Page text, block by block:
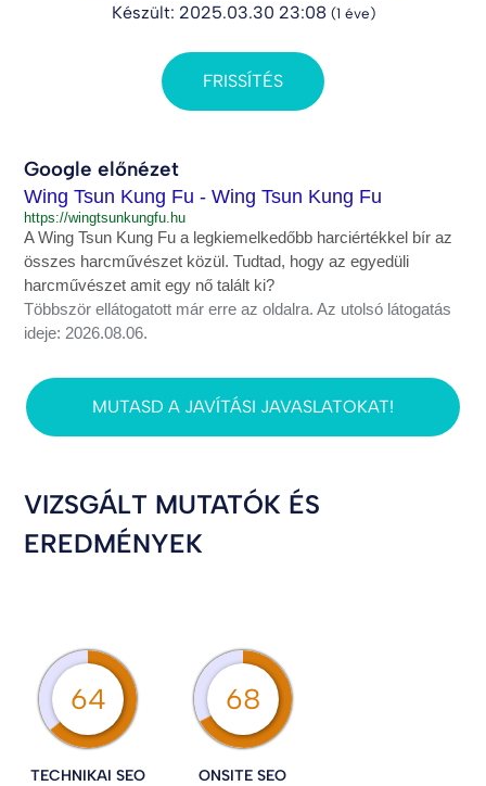
Készült: 2025.03.30 23:08 (1 éve)
FRISSÍTÉS
Google előnézet
Wing Tsun Kung Fu - Wing Tsun Kung Fu
https://wingtsunkungfu.hu
A Wing Tsun Kung Fu a legkiemelkedőbb harciértékkel bír az
összes harcművészet közül. Tudtad, hogy az egyedüli
harcművészet amit egy nő talált ki?
Többször ellátogatott már erre az oldalra. Az utolsó látogatás
ideje: 2026.08.06.
MUTASD A JAVÍTÁSI JAVASLATOKAT!
VIZSGÁLT MUTATÓK ÉS
EREDMÉNYEK
64
TECHNIKAI SEO
68
ONSITE SEO